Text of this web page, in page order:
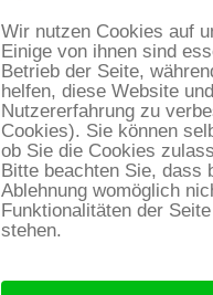
Wir nutzen Cookies auf
Einige von ihnen sind
Betrieb der Seite,
helfen, diese Website
Nutzererfahrung zu
Cookies). Sie können
ob Sie die Cookies
Bitte beachten Sie, dass
Ablehnung womöglich
Funktionalitäten der
stehen.